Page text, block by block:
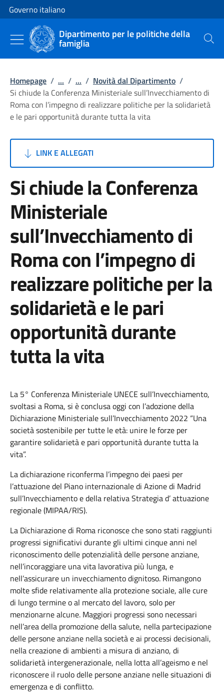
Vai al contenuto
Vai alla navigazione del sito
Governo italiano
Dipartimento per le politiche della
famiglia Cerca
Homepage / ... / ... / Novità dal Dipartimento /
Si chiude la Conferenza Ministeriale sull’Invecchiamento di
Roma con l’impegno di realizzare politiche per la solidarietà
e le pari opportunità durante tutta la vita
LINK E ALLEGATI
Si chiude la Conferenza
Ministeriale
sull’Invecchiamento di
Roma con l’impegno di
realizzare politiche per la
solidarietà e le pari
opportunità durante
tutta la vita
La 5° Conferenza Ministeriale UNECE sull’Invecchiamento,
svoltasi a Roma, si èconclusaoggi con l’adozionedella
Dichiarazione Ministerialesull’Invecchiamento 2022 “Una
societàsostenibile pertutte leetà: unire leforze per
garantiresolidarietàe pari opportunitàdurantetutta la
vita”.
Ladichiarazione riconferma l’impegnodei paesi per
l’attuazionedel Piano internazionaledi Azionedi Madrid
sull’Invecchiamentoedella relativaStrategia d’attuazione
regionale(MIPAA/RIS).
La Dichiarazionedi Roma riconoscechesonostati raggiunti
progressi significativi durante gli ultimi cinque anni nel
riconoscimentodelle potenzialitàdelle personeanziane,
nell’incoraggiare unavita lavorativa più lunga, e
nell’assicurare un invecchiamentodignitoso. Rimangono
moltesfide relativamentealla protezionesociale, alle cure
di lungotermineo al mercatodel lavoro, solo per
menzionarnealcune. Maggiori progressi sono necessari
nell’areadella promozionedellasalute, nella partecipazione
delle personeanziane nellasocietàeai processi decisionali,
nellacreazionedi ambienti a misuradi anziano, di
solidarietà intergenerazionale, nella lottaall’ageismoe nel
riconoscere il ruolodelle personeanziane nellesituazioni di
emergenzae di conflitto.